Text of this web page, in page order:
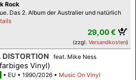
Rock
Das 2. Album der Australier und natürlich
29,00 €
(zzgl. Versandkosten)
DISTORTION feat. Mike Ness
Vinyl)
EU 1990/2026
Music On Vinyl